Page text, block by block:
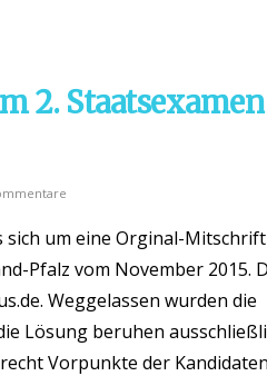
2.
um eine Orginal-
Pfalz vom November 2015.
Weggelassen wurden die
Lösung beruhen
Vorpunkte der Kandidaten